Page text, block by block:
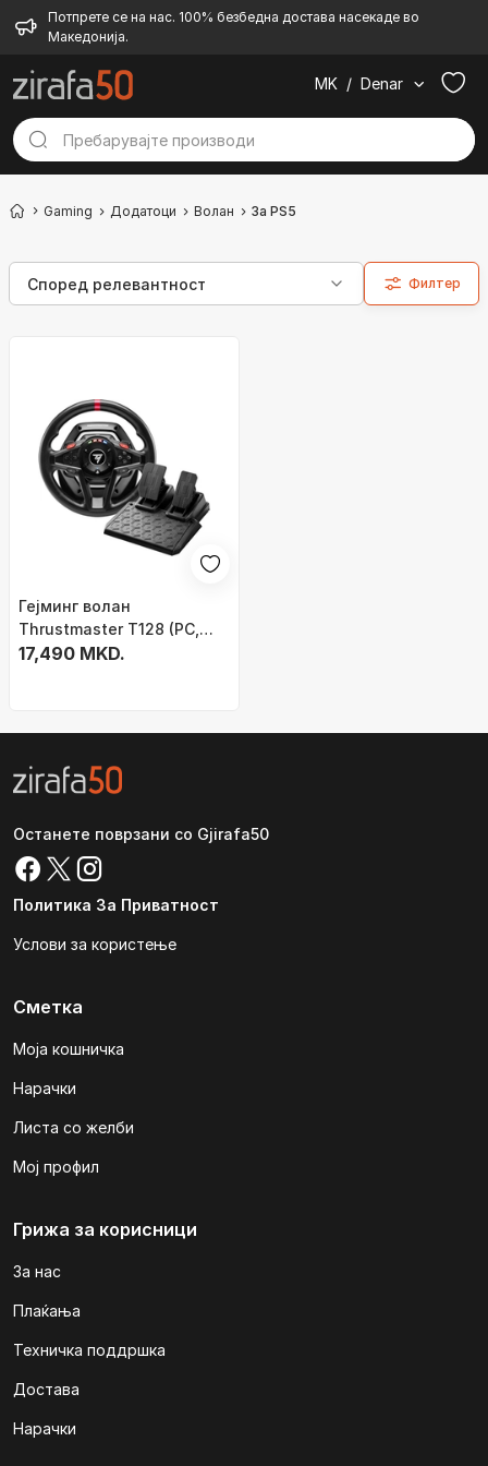
Потпрете се на нас. 100% безбедна достава насекаде во
Македонија.
MK / Denar
Gaming Додатоци Волан За PS5
Филтер
Гејминг волан
Thrustmaster T128 (PC,
PS5, PS4)
17,490 MKD.
Останете поврзани со Gjirafa50
Политика За Приватност
Услови за користење
Сметка
Моја кошничка
Нарачки
Листа со желби
Мој профил
Грижа за корисници
За нас
Плаќања
Техничка поддршка
Достава
Нарачки